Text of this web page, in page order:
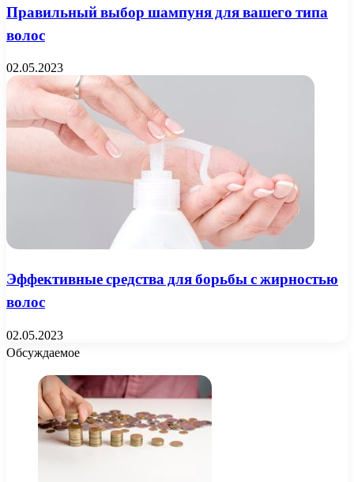
Правильный выбор шампуня для вашего типа
волос
02.05.2023
Эффективные средства для борьбы с жирностью
волос
02.05.2023
Обсуждаемое